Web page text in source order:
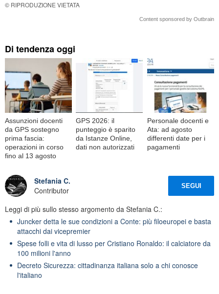
© RIPRODUZIONE VIETATA
Content sponsored by Outbrain
Di tendenza oggi
Assunzioni docenti
da GPS sostegno
prima fascia:
operazioni in corso
fino al 13 agosto
GPS 2026: il
punteggio è sparito
da Istanze Online,
dati non autorizzati
Personale docenti e
Ata: ad agosto
differenti date per i
pagamenti
Stefania C.
Contributor
SEGUI
Leggi di più sullo stesso argomento da Stefania C.:
Juncker detta le sue condizioni a Conte: più filoeuropei e basta
attacchi dai vicepremier
Spese folli e vita di lusso per Cristiano Ronaldo: il calciatore da
100 milioni l'anno
Decreto Sicurezza: cittadinanza italiana solo a chi conosce
l'italiano